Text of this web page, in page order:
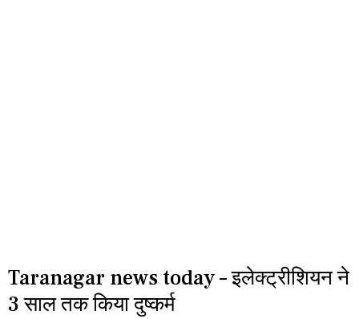
Taranagar news today – इलेक्ट्रीशियन ने
3 साल तक किया दुष्कर्म